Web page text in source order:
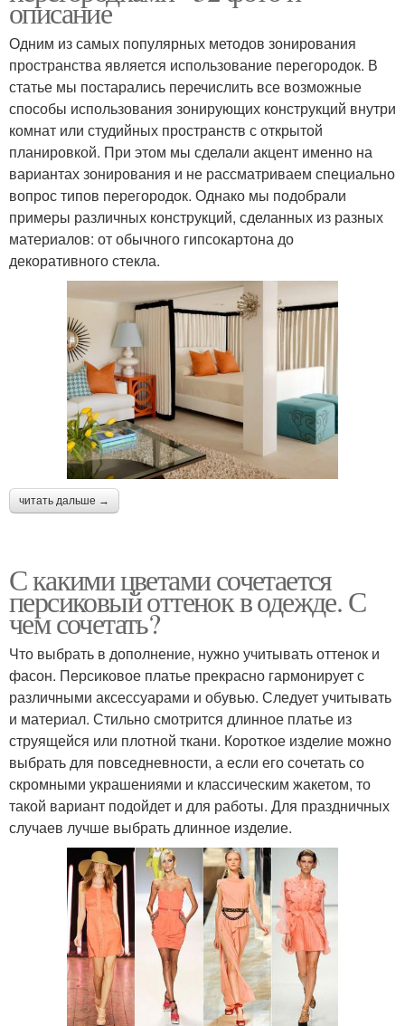
описание
Одним из самых популярных методов зонирования
пространства является использование перегородок. В
статье мы постарались перечислить все возможные
способы использования зонирующих конструкций внутри
комнат или студийных пространств с открытой
планировкой. При этом мы сделали акцент именно на
вариантах зонирования и не рассматриваем специально
вопрос типов перегородок. Однако мы подобрали
примеры различных конструкций, сделанных из разных
материалов: от обычного гипсокартона до
декоративного стекла.
читать дальше →
С какими цветами сочетается
персиковый оттенок в одежде. С
чем сочетать?
Что выбрать в дополнение, нужно учитывать оттенок и
фасон. Персиковое платье прекрасно гармонирует с
различными аксессуарами и обувью. Следует учитывать
и материал. Стильно смотрится длинное платье из
струящейся или плотной ткани. Короткое изделие можно
выбрать для повседневности, а если его сочетать со
скромными украшениями и классическим жакетом, то
такой вариант подойдет и для работы. Для праздничных
случаев лучше выбрать длинное изделие.